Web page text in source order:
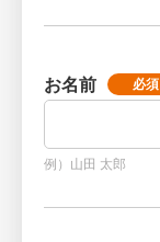
お名前 必須
例）山田 太郎